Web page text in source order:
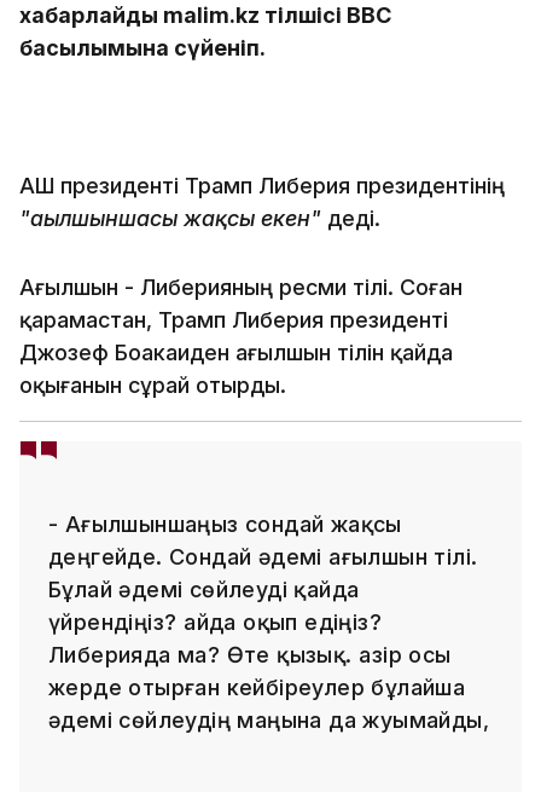
хабарлайды malim.kz тілшісі BBC
басылымына сүйеніп.
АҚШ президенті Трамп Либерия президентінің
"ағылшыншасы жақсы екен" деді.
Ағылшын - Либерияның ресми тілі. Соған
қарамастан, Трамп Либерия президенті
Джозеф Боакаиден ағылшын тілін қайда
оқығанын сұрай отырды.
- Ағылшыншаңыз сондай жақсы
деңгейде. Сондай әдемі ағылшын тілі.
Бұлай әдемі сөйлеуді қайда
үйрендіңіз? Қайда оқып едіңіз?
Либерияда ма? Өте қызық. Қазір осы
жерде отырған кейбіреулер бұлайша
әдемі сөйлеудің маңына да жуымайды,